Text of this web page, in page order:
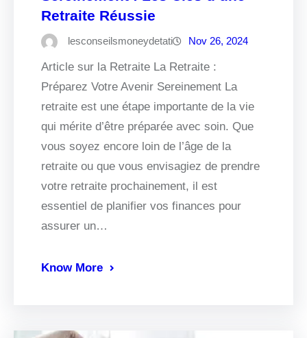
Retraite Réussie
lesconseilsmoneydetati Nov 26, 2024
Article sur la Retraite La Retraite :
Préparez Votre Avenir Sereinement La
retraite est une étape importante de la vie
qui mérite d’être préparée avec soin. Que
vous soyez encore loin de l’âge de la
retraite ou que vous envisagiez de prendre
votre retraite prochainement, il est
essentiel de planifier vos finances pour
assurer un…
Know More